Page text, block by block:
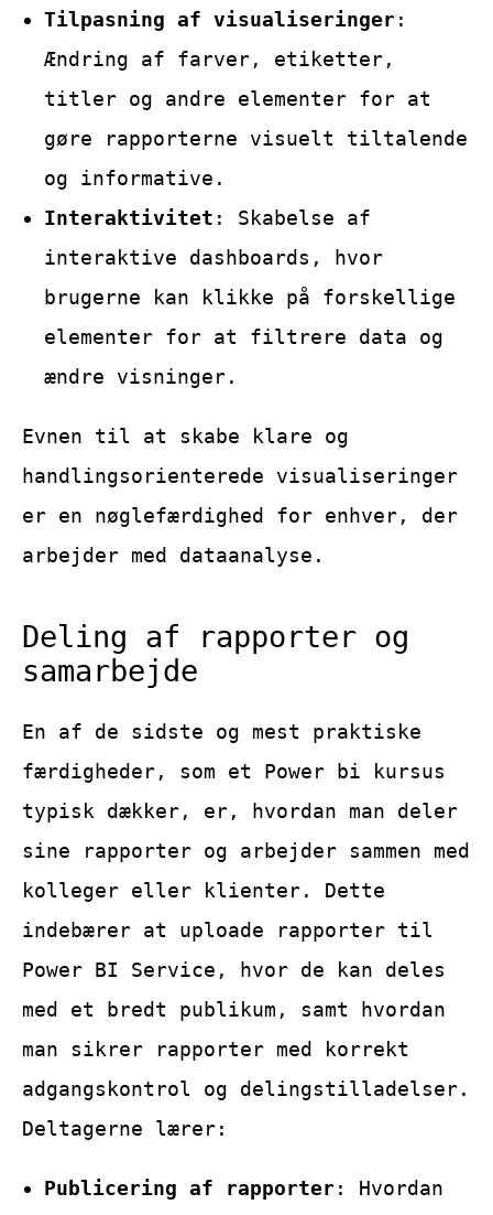
Tilpasning af visualiseringer:
Ændring af farver, etiketter,
titler og andre elementer for at
gøre rapporterne visuelt tiltalende
og informative.
Interaktivitet : Skabelse af
interaktive dashboards, hvor
brugerne kan klikke på forskellige
elementer for at filtrere data og
ændre visninger.
Evnen til at skabe klare og
handlingsorienterede visualiseringer
er en nøglefærdighed for enhver, der
arbejder med dataanalyse.
Deling af rapporter og
samarbejde
En af de sidste og mest praktiske
færdigheder, som et Power bi kursus
typisk dækker, er, hvordan man deler
sine rapporter og arbejder sammen med
kolleger eller klienter. Dette
indebærer at uploade rapporter til
Power BI Service, hvor de kan deles
med et bredt publikum, samt hvordan
man sikrer rapporter med korrekt
adgangskontrol og delingstilladelser.
Deltagerne lærer:
Publicering af rapporter: Hvordan